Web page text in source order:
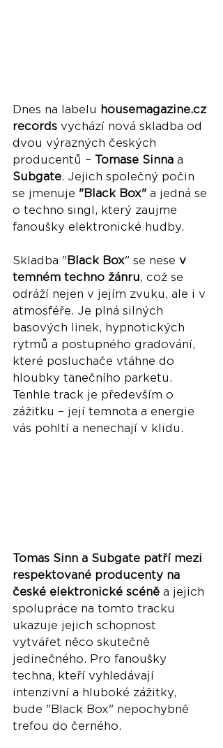
Dnes na labelu housemagazine.cz
records vychází nová skladba od
dvou výrazných českých
producentů – Tomase Sinna a
Subgate. Jejich společný počin
se jmenuje "Black Box" a jedná se
o techno singl, který zaujme
fanoušky elektronické hudby.
Skladba " Black Box" se nese v
temném techno žánru, což se
odráží nejen v jejím zvuku, ale i v
atmosféře. Je plná silných
basových linek, hypnotických
rytmů a postupného gradování,
které posluchače vtáhne do
hloubky tanečního parketu.
Tenhle track je především o
zážitku – její temnota a energie
vás pohltí a nenechají v klidu.
Tomas Sinn a Subgate patří mezi
respektované producenty na
české elektronické scéně a jejich
spolupráce na tomto tracku
ukazuje jejich schopnost
vytvářet něco skutečně
jedinečného. Pro fanoušky
techna, kteří vyhledávají
intenzivní a hluboké zážitky,
bude "Black Box" nepochybně
trefou do černého.